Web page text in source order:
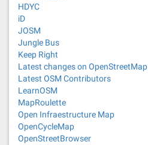
HDYC
iD
JOSM
Jungle Bus
Keep Right
Latest changes on OpenStreetMap
Latest OSM Contributors
LearnOSM
MapRoulette
Open Infraestructure Map
OpenCycleMap
OpenStreetBrowser